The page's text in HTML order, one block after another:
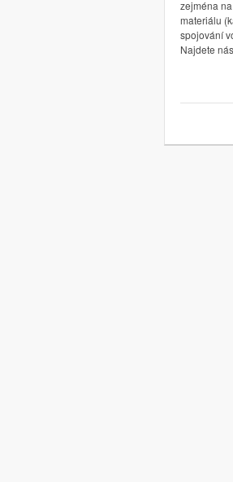
zejména
materiálu
spojování
Najdete